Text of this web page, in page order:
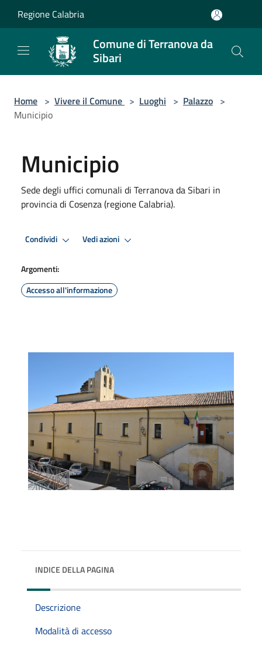
Regione Calabria
Comune di Terranova da
Sibari
Home > Vivere il Comune > Luoghi > Palazzo >
Municipio
Municipio
Sede degli uffici comunali di Terranova da Sibari in
provincia di Cosenza (regione Calabria).
Condividi Vedi azioni
Argomenti:
Accesso all'informazione
INDICE DELLA PAGINA
Descrizione
Modalità di accesso